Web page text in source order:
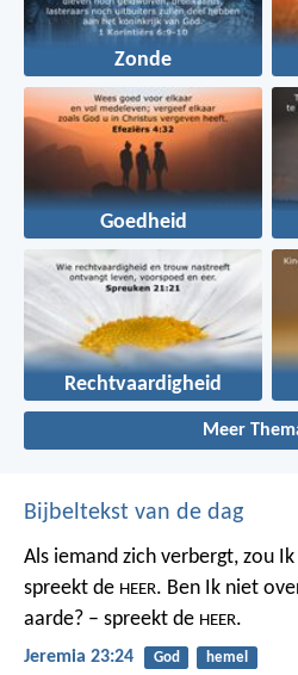
Zonde
Goedheid
Rechtvaardigheid
Meer
Bijbeltekst van de dag
Als iemand zich verbergt, zou
spreekt de HEER. Ben Ik niet
aarde? – spreekt de HEER.
Jeremia 23:24 God hemel